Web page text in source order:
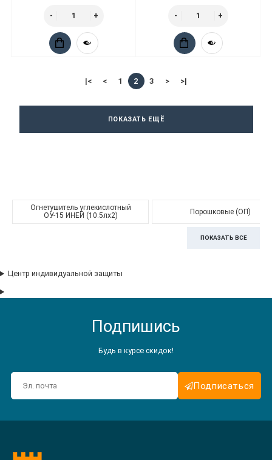
|< < 1 2 3 > >|
ПОКАЗАТЬ ЕЩЁ
Огнетушитель углекислотный
ОУ-15 ИНЕЙ (10.5лх2)
Порошковые (ОП)
ПОКАЗАТЬ ВСЕ
Центр индивидуальной защиты
Подпишись
Будь в курсе скидок!
Подписаться